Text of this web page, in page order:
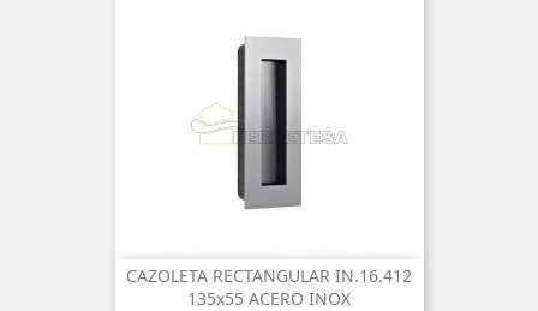
CAZOLETA RECTANGULAR IN.16.412
135x55 ACERO INOX